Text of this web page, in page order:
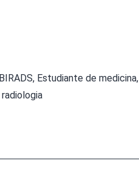
BIRADS, Estudiante de medicina,
radiologia